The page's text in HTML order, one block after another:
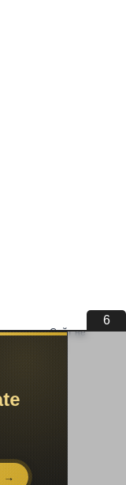
6
Сайт не